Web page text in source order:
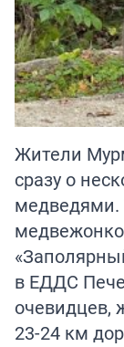
Жители
сразу о
медведями.
в ЕДДС
23-24 км